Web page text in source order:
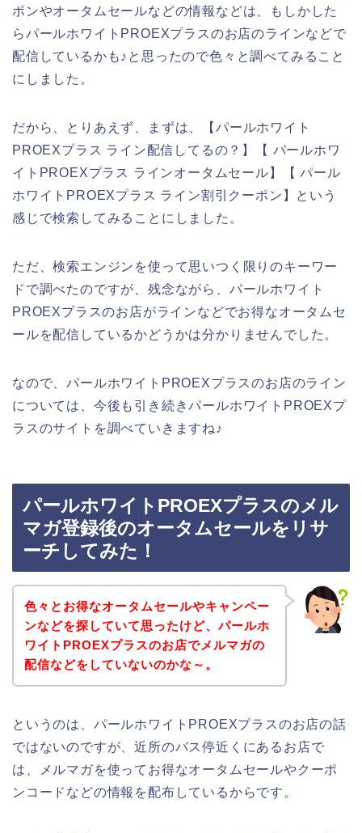
ポンやオータムセールなどの情報などは、もしかした
らパールホワイトPROEXプラスのお店のラインなどで
配信しているかも♪と思ったので色々と調べてみること
にしました。
だから、とりあえず、まずは、【パールホワイト
PROEXプラス ライン配信してるの？】【 パールホワ
イトPROEXプラス ラインオータムセール】【 パール
ホワイトPROEXプラス ライン割引クーポン】という
感じで検索してみることにしました。
ただ、検索エンジンを使って思いつく限りのキーワー
ドで調べたのですが、残念ながら、パールホワイト
PROEXプラスのお店がラインなどでお得なオータムセ
ールを配信しているかどうかは分かりませんでした。
なので、パールホワイトPROEXプラスのお店のライン
については、今後も引き続きパールホワイトPROEXプ
ラスのサイトを調べていきますね♪
パールホワイトPROEXプラスのメル
マガ登録後のオータムセールをリサ
ーチしてみた！
色々とお得なオータムセールやキャンペー
ンなどを探していて思ったけど、パールホ
ワイトPROEXプラスのお店でメルマガの
配信などをしていないのかな～。
というのは、パールホワイトPROEXプラスのお店の話
ではないのですが、近所のバス停近くにあるお店で
は、メルマガを使ってお得なオータムセールやクーポ
ンコードなどの情報を配布しているからです。